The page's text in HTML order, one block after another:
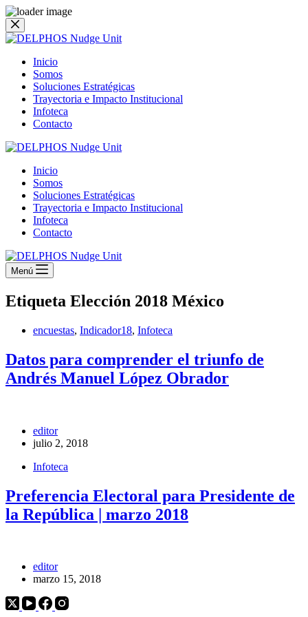
Saltar
al
Inicio
Somos
Soluciones Estratégicas
Trayectoria e Impacto Institucional
Infoteca
Contacto
Inicio
Somos
Soluciones Estratégicas
Trayectoria e Impacto Institucional
Infoteca
Contacto
Menú
Etiqueta Elección 2018 México
encuestas, Indicador18, Infoteca
Datos para comprender el triunfo de
Andrés Manuel López Obrador
editor
julio 2, 2018
Infoteca
Preferencia Electoral para Presidente de
la República | marzo 2018
editor
marzo 15, 2018